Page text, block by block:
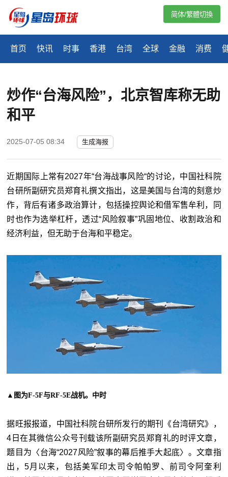
首页 快讯 时事 香港 台湾 全球 金融 消费
简体/繁體切換
炒作“台海风险”，北京智库称无助
和平
2025-07-05 08:34 生成海报
近期国际上常有2027年“台海战事风险“的讨论，中国社科院
台研所副研究员郑育礼撰文指出，这是美国与台湾的刻意炒
作，背后有诸多政治算计，包括操控舆论和借军售牟利，同
时也作为选举杠杆，透过“风险叙事”巩固地位、收割政治和
经济利益，但无助于台海和平稳定。
▲ 图为F-5F与RF-5E战机。中时
据旺报报道，中国社科院台研所发行的期刊《台湾研究》，
4日在其微信公众号刊载该所副研究员郑育礼的时评文章，
题目为〈台海“2027风险”叙事的幕后推手大起底〉。文章指
出，5月以来，包括美军印太司令帕帕罗、前司令阿奎利